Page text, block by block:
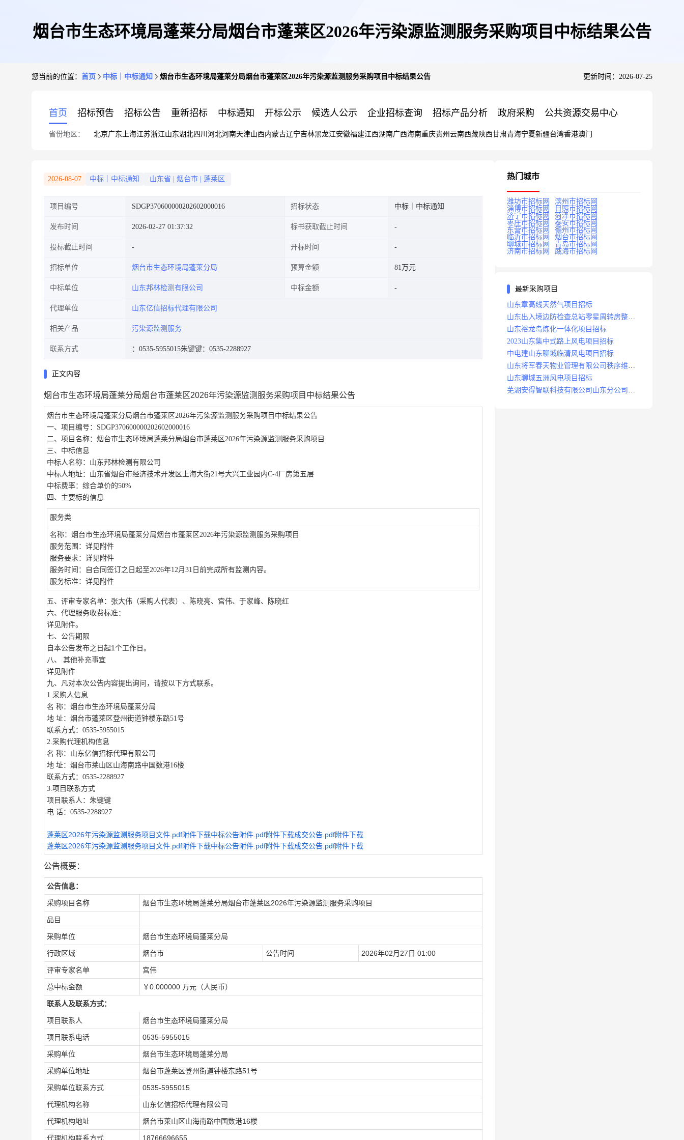
烟台市生态环境局蓬莱分局烟台市蓬莱区2026年污染源监测服务采购项目中标结果公告
您当前的位置： 首页 中标｜中标通知 烟台市生态环境局蓬莱分局烟台市蓬莱区2026年污染源监测服务采购项目中标结果公告 更新时间：2026-07-25
首页 招标预告 招标公告 重新招标 中标通知 开标公示 候选人公示 企业招标查询 招标产品分析 政府采购 公共资源交易中心
省份地区： 北京广东 上海江苏浙江山东湖北四川 河北河南天津山西内蒙古辽宁吉林黑龙江安徽福建江西湖南广西海南重庆贵州 云南西藏陕西甘肃青海宁夏新疆台湾香港澳门
2026-08-07 中标｜中标通知 山东省 烟台市 蓬莱区
项目编号 SDGP370600000202602000016 招标状态 中标｜中标通知
发布时间 2026-02-27 01:37:32 标书获取截止时间
投标截止时间 开标时间
招标单位 烟台市生态环境局蓬莱分局 预算金额 81万元
中标单位 山东邦林检测有限公司 中标金额
代理单位 山东亿信招标代理有限公司
相关产品 污染源监测服务
联系方式 ：0535-5955015朱键键：0535-2288927
正文内容
烟台市生态环境局蓬莱分局烟台市蓬莱区2026年污染源监测服务采购项目中标结果公告
烟台市生态环境局蓬莱分局烟台市蓬莱区2026年污染源监测服务采购项目 中标结果公告
一、项目编号： SDGP370600000202602000016
二、项目名称： 烟台市生态环境局蓬莱分局烟台市蓬莱区2026年污染源监测服务采购项目
三、中标信息
中标人名称： 山东邦林检测有限公司
中标人地址：山东省烟台市经济技术开发区上海大街21号大兴工业园内C-4厂房第五层
中标费率： 综合单价的50%
四、主要标的信息
服务类
名称： 烟台市生态环境局蓬莱分局烟台市蓬莱区2026年污染源监测服务采购项目
服务范围 ：详见附件
服务要求： 详见附件
服务时间 ： 自合同签订之日起至2026年12月31日前完成所有监测内容。
服务标准 ： 详见附件
五、评审专家名单： 张大伟 （采购人代表）、 陈晓亮、 宫伟、 于家峰、
陈晓红
六、代理服务收费标准：
详见附件。
七、公告期限
自本公告发布之日起1 个工作日。
八、
其他补充事宜
详见附件
九、凡对本次公告内容提出询问，请按以下方式联系。
1.采购人信息
名 称： 烟台市生态环境局蓬莱分局
地 址： 烟台市蓬莱区登州街道钟楼东路51号
联系方式： 0535-5955015
2.采购代理机构信息
名 称： 山东亿信招标代理有限公司
地 址： 烟台市莱山区山海南路中国数港16楼
联系方式： 0535-2288927
3.项目联系方式
项目联系人： 朱键键
电 话： 0535-2288927
蓬莱区2026年污染源监测服务项目文件.pdf附件下载中标公告附件.pdf附件下载成交公告.pdf附件下载
蓬莱区2026年污染源监测服务项目文件.pdf附件下载中标公告附件.pdf附件下载成交公告.pdf附件下载
公告概要：
公告信息：
采购项目名称 烟台市生态环境局蓬莱分局烟台市蓬莱区2026年污染源监测服务采购项目
品目
采购单位 烟台市生态环境局蓬莱分局
行政区域 烟台市 公告时间 2026年02月27日 01:00
评审专家名单 宫伟
总中标金额 ￥0.000000 万元（人民币）
联系人及联系方式：
项目联系人 烟台市生态环境局蓬莱分局
项目联系电话 0535-5955015
采购单位 烟台市生态环境局蓬莱分局
采购单位地址 烟台市蓬莱区登州街道钟楼东路51号
采购单位联系方式 0535-5955015
代理机构名称 山东亿信招标代理有限公司
代理机构地址 烟台市莱山区山海南路中国数港16楼
代理机构联系方式 18766696655
热门城市
潍坊市招标网
滨州市招标网
淄博市招标网
日照市招标网
济宁市招标网
菏泽市招标网
枣庄市招标网
泰安市招标网
东营市招标网
德州市招标网
临沂市招标网
烟台市招标网
聊城市招标网
青岛市招标网
济南市招标网
威海市招标网
最新采购项目
山东章高线天然气项目招标
山东出入境边防检查总站零星周转房整修
项目招标中标
山东裕龙岛炼化一体化项目招标
2023山东集中式路上风电项目招标
中电建山东聊城临清风电项目招标
山东将军春天物业管理有限公司秩序维护
服务项目招标公告
山东聊城五洲风电项目招标
芜湖安得智联科技有限公司山东分公司济